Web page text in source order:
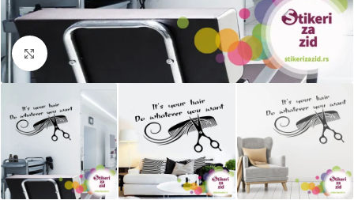
Kliknite za uvećanje